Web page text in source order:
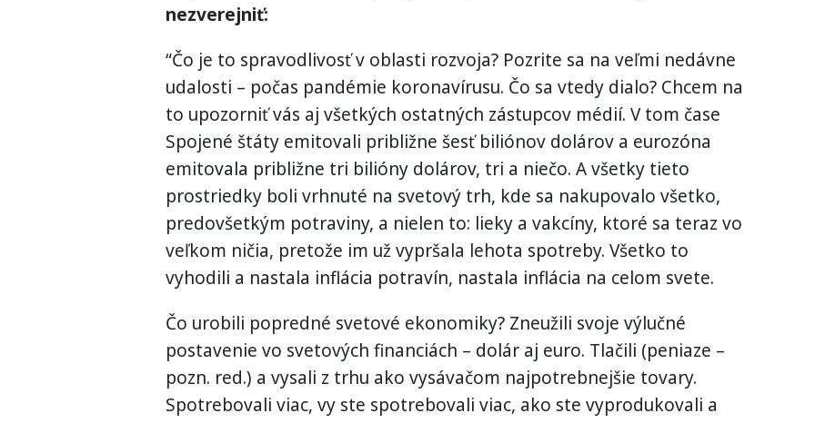
nezverejniť:
“Čo je to spravodlivosť v oblasti rozvoja? Pozrite sa na veľmi nedávne
udalosti – počas pandémie koronavírusu. Čo sa vtedy dialo? Chcem na
to upozorniť vás aj všetkých ostatných zástupcov médií. V tom čase
Spojené štáty emitovali približne šesť biliónov dolárov a eurozóna
emitovala približne tri bilióny dolárov, tri a niečo. A všetky tieto
prostriedky boli vrhnuté na svetový trh, kde sa nakupovalo všetko,
predovšetkým potraviny, a nielen to: lieky a vakcíny, ktoré sa teraz vo
veľkom ničia, pretože im už vypršala lehota spotreby. Všetko to
vyhodili a nastala inflácia potravín, nastala inflácia na celom svete.
Čo urobili popredné svetové ekonomiky? Zneužili svoje výlučné
postavenie vo svetových financiách – dolár aj euro. Tlačili (peniaze –
pozn. red.) a vysali z trhu ako vysávačom najpotrebnejšie tovary.
Spotrebovali viac, vy ste spotrebovali viac, ako ste vyprodukovali a